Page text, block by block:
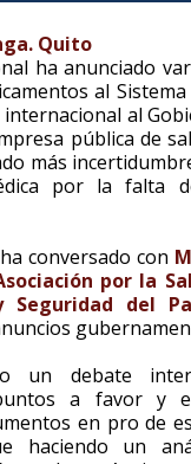
Quito
ha anunciado
al
al
pública de
más
por la falta
conversado con
por la
Seguridad del
un debate
a favor y
en pro de
haciendo un